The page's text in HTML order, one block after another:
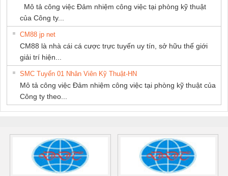
Mô tả công việc Đảm nhiệm công việc tại phòng kỹ thuật
của Công ty...
CM88 jp net
CM88 là nhà cái cá cược trực tuyến uy tín, sở hữu thế giới
giải trí hiện...
SMC Tuyển 01 Nhân Viên Kỹ Thuật-HN
Mô tả công việc Đảm nhiệm công việc tại phòng kỹ thuật của
Công ty theo...